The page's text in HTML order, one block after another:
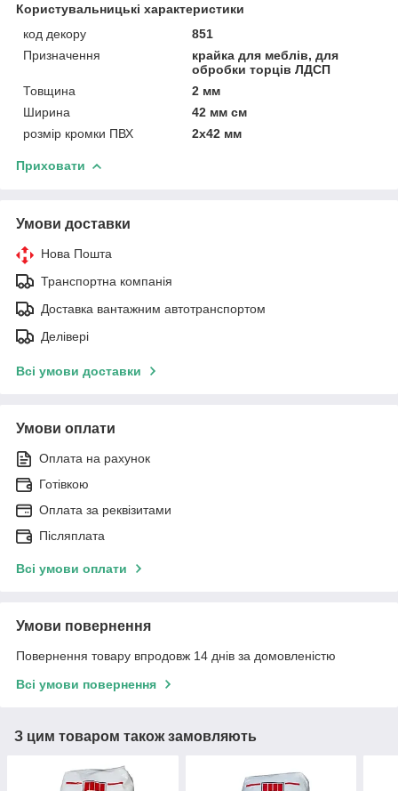
Користувальницькі характеристики
код декору
851
Призначення
крайка для меблів, для
обробки торців ЛДСП
Товщина
2 мм
Ширина
42 мм см
розмір кромки ПВХ
2х42 мм
Приховати
Умови доставки
Нова Пошта
Транспортна компанія
Доставка вантажним автотранспортом
Делівері
Всі умови доставки
Умови оплати
Оплата на рахунок
Готівкою
Оплата за реквізитами
Післяплата
Всі умови оплати
Умови повернення
Повернення товару впродовж 14 днів за домовленістю
Всі умови повернення
З цим товаром також замовляють